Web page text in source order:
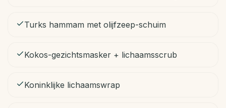
nu
Turks hammam met olijfzeep-schuim
Kokos-gezichtsmasker + lichaamsscrub
Koninklijke lichaamswrap